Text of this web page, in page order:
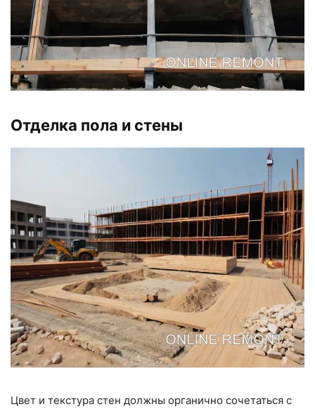
Отделка пола и стены
Цвет и текстура стен должны органично сочетаться с